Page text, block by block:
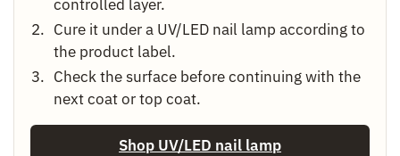
controlled layer.
Cure it under a UV/LED nail lamp according to
the product label.
Check the surface before continuing with the
next coat or top coat.
Shop UV/LED nail lamp